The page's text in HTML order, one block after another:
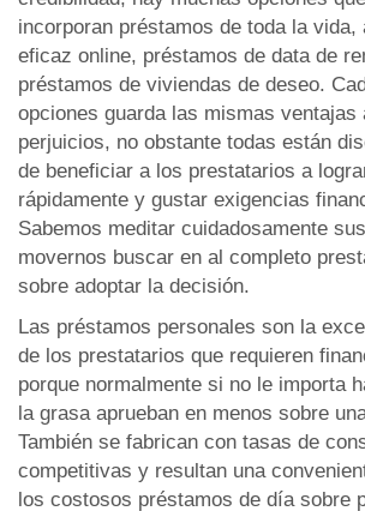
incorporan préstamos de toda la vida,
eficaz online, préstamos de data de
préstamos de viviendas de deseo.
opciones guarda las mismas ventajas
perjuicios, no obstante todas están
de beneficiar a los prestatarios a
rápidamente y gustar exigencias
Sabemos meditar cuidadosamente
movernos buscar en al completo
sobre adoptar la decisión.
Las préstamos personales son la
de los prestatarios que requieren
porque normalmente si no le importa
la grasa aprueban en menos sobre
También se fabrican con tasas de
competitivas y resultan una
los costosos préstamos de día sobre